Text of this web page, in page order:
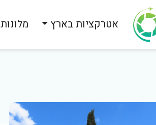
אטרקציות בארץ מלונות